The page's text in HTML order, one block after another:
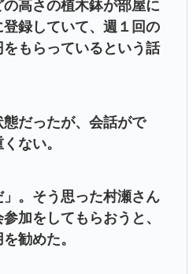
高さの植木鉢が部屋に
録していて、週１回の
もらっているという話
だったが、会話がで
ない。
」。そう思った村瀬さん
加をしてもらおうと、
勧めた。